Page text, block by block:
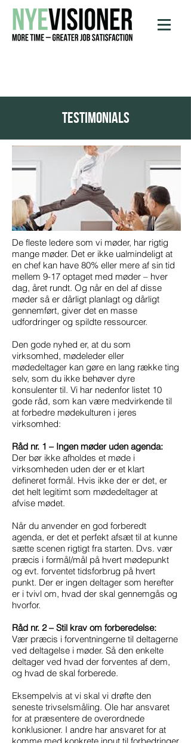
testimonials
De fleste ledere som vi møder, har rigtig
mange møder. Det er ikke ualmindeligt at
en chef kan have 80% eller mere af sin tid
mellem 9-17 optaget med møder – hver
dag, året rundt. Og når en del af disse
møder så er dårligt planlagt og dårligt
gennemført, giver det en masse
udfordringer og spildte ressourcer.
Den gode nyhed er, at du som
virksomhed, mødeleder eller
mødedeltager kan gøre en lang række ting
selv, som du ikke behøver dyre
konsulenter til. Vi har nedenfor listet 10
gode råd, som kan være medvirkende til
at forbedre mødekulturen i jeres
virksomhed:
Råd nr. 1 – Ingen møder uden agenda:
Der bør ikke afholdes et møde i
virksomheden uden der er et klart
defineret formål. Hvis ikke der er det, er
det helt legitimt som mødedeltager at
afvise mødet.
Når du anvender en god forberedt
agenda, er det et perfekt afsæt til at kunne
sætte scenen rigtigt fra starten. Dvs. vær
præcis i formål/mål på hvert mødepunkt
og evt. forventet tidsforbrug på hvert
punkt. Der er ingen deltager som herefter
er i tvivl om, hvad der skal gennemgås og
hvorfor.
Råd nr. 2 – Stil krav om forberedelse:
Vær præcis i forventningerne til deltagerne
ved deltagelse i møder. Så den enkelte
deltager ved hvad der forventes af dem,
og hvad de skal forberede.
Eksempelvis at vi skal vi drøfte den
seneste trivselsmåling. Ole har ansvaret
for at præsentere de overordnede
konklusioner. I andre har ansvaret for at